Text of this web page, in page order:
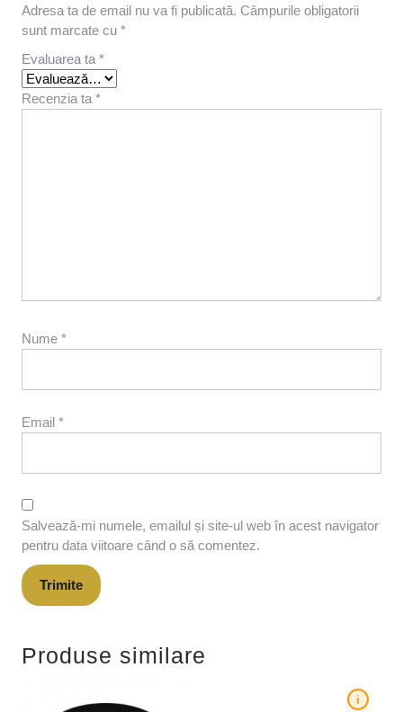
Adresa ta de email nu va fi publicată. Câmpurile obligatorii
sunt marcate cu *
Evaluarea ta *
Recenzia ta *
Nume *
Email *
Salvează-mi numele, emailul și site-ul web în acest navigator
pentru data viitoare când o să comentez.
Produse similare
i